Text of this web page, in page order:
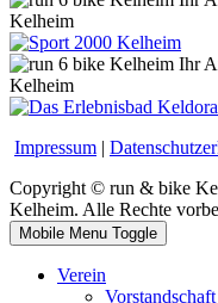
Impressum |
Copyright © run & bike
Kelheim. Alle Rechte
Mobile Menu Toggle
Verein
Vorstandschaft